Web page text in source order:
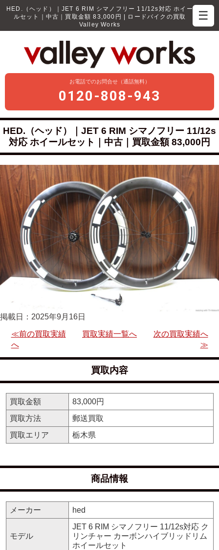
☰
HED.（ヘッド）｜JET 6 RIM シマノフリー 11/12s対応 ホイー
ルセット｜中古｜買取金額 83,000円 | ロードバイクの買取
Valley Works
お電話でのお問合せ（通話無料）
0120-808-943
HED.（ヘッド）｜JET 6 RIM シマノフリー 11/12s
対応 ホイールセット｜中古｜買取金額 83,000円
掲載日：2025年9月16日
≪前の買取実績
へ
買取実績一覧へ
次の買取実績へ
≫
買取内容
買取金額
83,000円
買取方法
郵送買取
買取エリア
栃木県
商品情報
メーカー hed
モデル
JET 6 RIM シマノフリー 11/12s対応 ク
リンチャー カーボンハイブリッドリム
ホイールセット